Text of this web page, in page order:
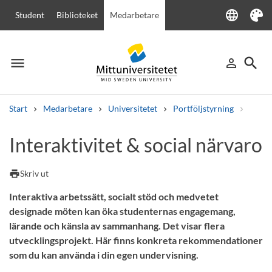
Student Biblioteket Medarbetare language
Language
Tema
menu
Meny person_outline
Logga in
search
Sök
Start Medarbetare Universitetet Portföljstyrning
Andra söktjänster
Kurser och program
Interaktivitet & social närvaro
printSkriv ut
Interaktiva arbetssätt, socialt stöd och medvetet
designade möten kan öka studenternas engagemang,
lärande och känsla av sammanhang. Det visar flera
utvecklingsprojekt. Här finns konkreta rekommendationer
som du kan använda i din egen undervisning.